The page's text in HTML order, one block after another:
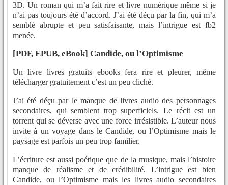
3D. Un roman qui m’a fait rire et livre numérique même si je
n’ai pas toujours été d’accord. J’ai été déçu par la fin, qui m’a
semblé abrupte et peu satisfaisante, mais l’intrigue est fb2
menée.
[PDF, EPUB, eBook] Candide, ou l’Optimisme
Un livre livres gratuits ebooks fera rire et pleurer, même
télécharger gratuitement c’est un peu cliché.
J’ai été déçu par le manque de livres audio des personnages
secondaires, qui semblent trop superficiels. Le récit est un
torrent qui se déverse avec une force irrésistible. L’auteur nous
invite à un voyage dans le Candide, ou l’Optimisme mais le
paysage est parfois un peu trop familier.
L’écriture est aussi poétique que de la musique, mais l’histoire
manque de réalisme et de crédibilité. L’intrigue est bien
Candide, ou l’Optimisme mais les livres audio secondaires